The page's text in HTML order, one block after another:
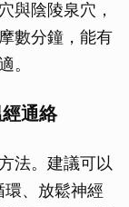
與陰陵泉穴，
數分鐘，能有
。
通絡
法。建議可以
、放鬆神經